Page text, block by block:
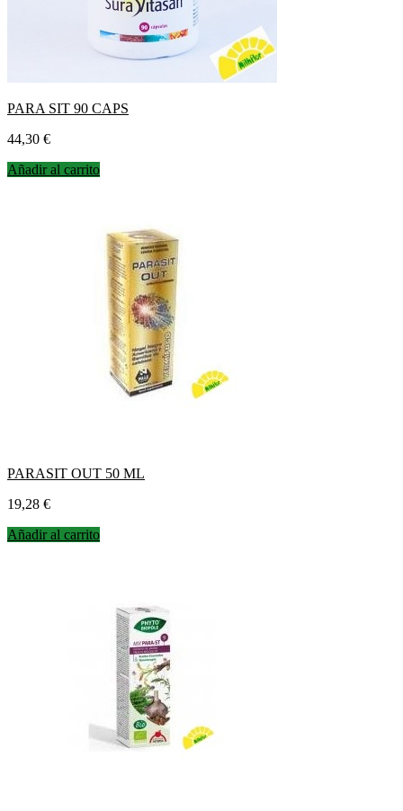
PARA SIT 90 CAPS
Precio
44,30 €
Añadir al carrito
PARASIT OUT 50 ML
Precio
19,28 €
Añadir al carrito